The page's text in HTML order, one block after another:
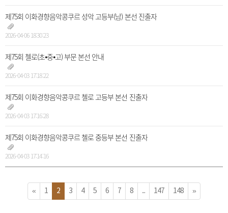
제75회 이화경향음악콩쿠르 성악 고등부(남) 본선 진출자
2026-04-06 18:30:23
제75회 첼로(초⦁중⦁고) 부문 본선 안내
2026-04-03 17:18:22
제75회 이화경향음악콩쿠르 첼로 고등부 본선 진출자
2026-04-03 17:16:28
제75회 이화경향음악콩쿠르 첼로 중등부 본선 진출자
2026-04-03 17:14:16
« 1 2 3 4 5 6 7 8 ... 147 148 »